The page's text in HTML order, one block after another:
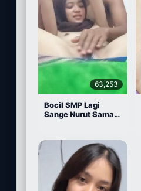
63,253
Bocil SMP Lagi
Sange Nurut Sama